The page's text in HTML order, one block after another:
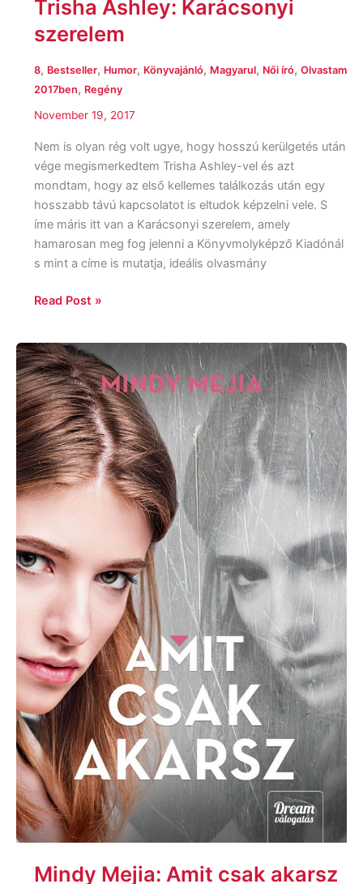
Trisha Ashley: Karácsonyi
szerelem
8, Bestseller, Humor, Könyvajánló, Magyarul, Női író, Olvastam
2017ben, Regény
November 19, 2017
Nem is olyan rég volt ugye, hogy hosszú kerülgetés után
vége megismerkedtem Trisha Ashley-vel és azt
mondtam, hogy az első kellemes találkozás után egy
hosszabb távú kapcsolatot is eltudok képzelni vele. S
íme máris itt van a Karácsonyi szerelem, amely
hamarosan meg fog jelenni a Könyvmolyképző Kiadónál
s mint a címe is mutatja, ideális olvasmány
Read Post »
Mindy Mejia: Amit csak akarsz
Mindy
Mejia:
Amit
csak
akarsz